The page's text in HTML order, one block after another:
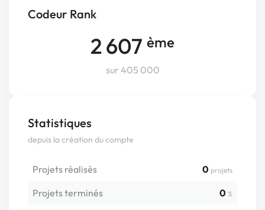
Codeur Rank
2 607 ème
sur 405 000
Statistiques
depuis la création du compte
Projets réalisés 0 projets
Projets terminés 0 %